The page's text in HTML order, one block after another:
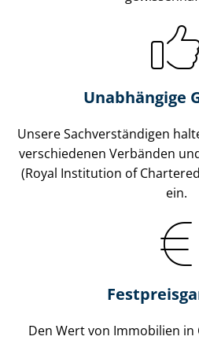
Unabhängige
Unsere Sach­ver­stän­di­gen
verschiedenen Verbänden
(Royal Institution of
ein.
Den Wert von Immobilien in